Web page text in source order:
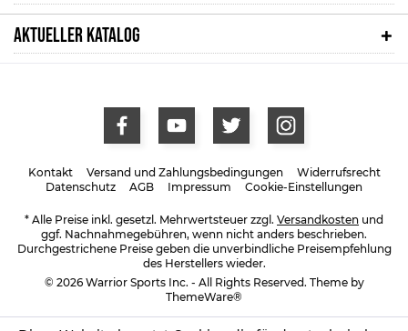
AKTUELLER KATALOG
Kontakt Versand und Zahlungsbedingungen
Widerrufsrecht
Datenschutz
AGB Impressum Cookie-Einstellungen
* Alle Preise inkl. gesetzl. Mehrwertsteuer zzgl. Versandkosten und
ggf. Nachnahmegebühren, wenn nicht anders beschrieben.
Durchgestrichene Preise geben die unverbindliche Preisempfehlung
des Herstellers wieder.
© 2026 Warrior Sports Inc. - All Rights Reserved. Theme by
ThemeWare®